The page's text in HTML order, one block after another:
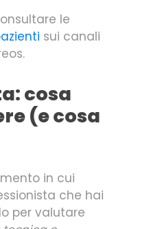
le
sui canali
cosa
(e cosa
in cui
che hai
per valutare